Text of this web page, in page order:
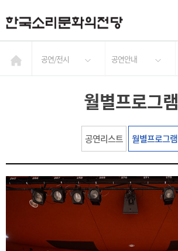
공연/전시 공연안내
월별프로그램
공연리스트 월별프로그램